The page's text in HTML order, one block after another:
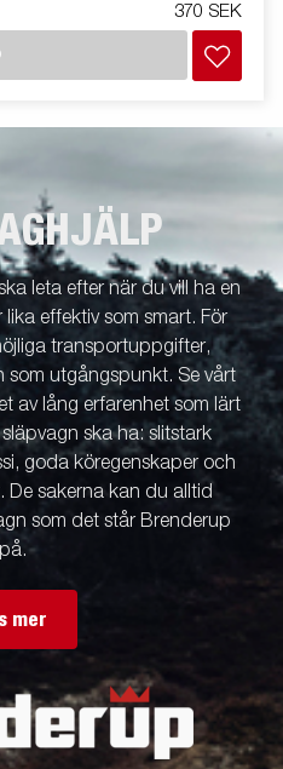
370 SEK
leta efter när du vill ha en
effektiv som smart. För
transportuppgifter,
som utgångspunkt. Se vårt
av lång erfarenhet som lärt
ska ha: slitstark
goda köregenskaper och
De sakerna kan du alltid
som det står Brenderup
på.
mer